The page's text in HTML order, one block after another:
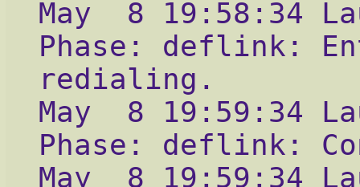
May  8 19:58:34
Phase: deflink:
redialing.
May  8 19:59:34
Phase: deflink:
May  8 19:59:34